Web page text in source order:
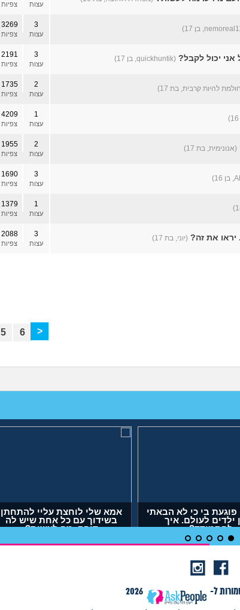
צפיות עצות
3269
צפיות
3
עצות
(quickhuntik, בן 17) 2191
צפיות
3
עצות
להיות קרבית, בת 17) 1735
צפיות
2
עצות
4209
צפיות
1
עצות
(אנונימית, בת 17) 1955
צפיות
2
עצות
1690
צפיות
3
עצות
1379
צפיות
1
עצות
יראו את זה? (יוני, בת 17) 2088
צפיות
3
עצות
5 6 >
בי כי לא הבאתי
ילדים לעולם. איך
להתמודד?
(אנונימית, בת 29)
אמא שלי לוחצת עליי להתחתן
בשידוך עם כל אחת שיש לה
דופק, מה לעשות?
ל-
2026